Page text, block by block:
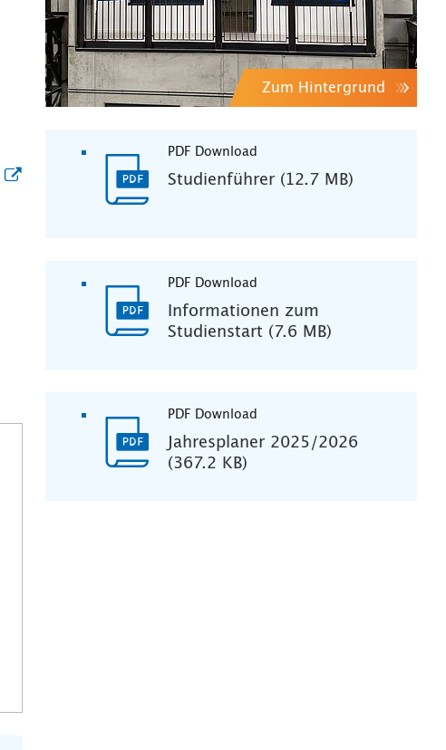
Zum Hintergrund
PDF Download
Studienführer (12.7 MB)
PDF Download
Informationen zum
Studienstart (7.6 MB)
PDF Download
Jahresplaner 2025/2026
(367.2 KB)